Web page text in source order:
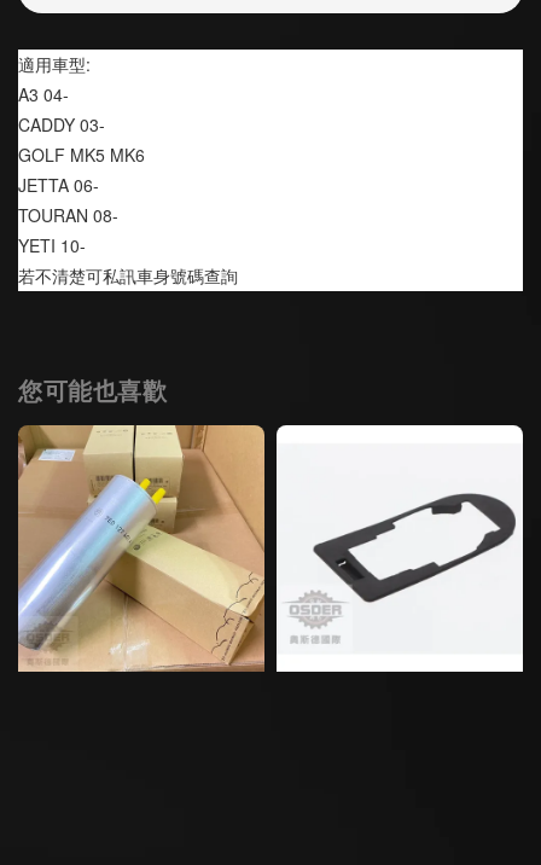
適用車型:
A3 04-
CADDY 03-
GOLF MK5 MK6
JETTA 06-
TOURAN 08-
YETI 10-
若不清楚可私訊車身號碼查詢
您可能也喜歡